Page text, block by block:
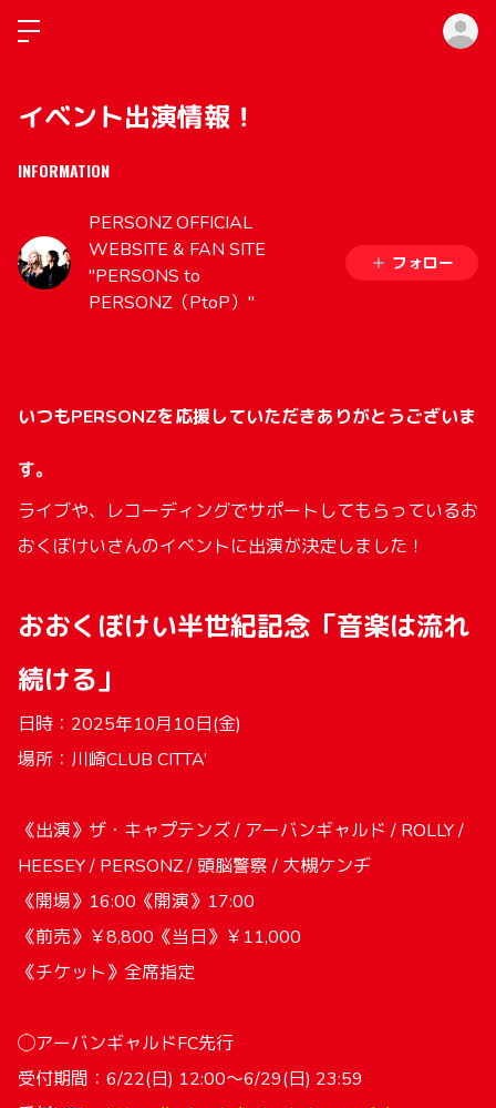
イベント出演情報！
INFORMATION
PERSONZ OFFICIAL
WEBSITE & FAN SITE
"PERSONS to
PERSONZ（PtoP）"
フォロー
いつもPERSONZを応援していただきありがとうございま
す。
ライブや、レコーディングでサポートしてもらっているお
おくぼけいさんのイベントに出演が決定しました！
おおくぼけい半世紀記念「音楽は流れ
続ける」
日時：2025年10月10日(金)
場所：川崎CLUB CITTA’
《出演》ザ・キャプテンズ / アーバンギャルド / ROLLY /
HEESEY / PERSONZ / 頭脳警察 / 大槻ケンヂ
《開場》16:00《開演》17:00
《前売》￥8,800《当日》￥11,000
《チケット》全席指定
◯アーバンギャルドFC先行
受付期間：6/22(日) 12:00～6/29(日) 23:59